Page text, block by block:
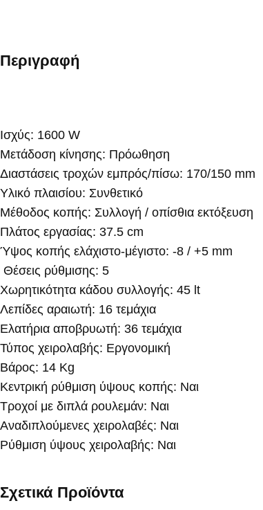
Περιγραφή
Ισχύς: 1600 W
Μετάδοση κίνησης: Πρόωθηση
Διαστάσεις τροχών εμπρός/πίσω: 170/150 mm
Υλικό πλαισίου: Συνθετικό
Μέθοδος κοπής: Συλλογή / οπίσθια εκτόξευση
Πλάτος εργασίας: 37.5 cm
Ύψος κοπής ελάχιστο-μέγιστο: -8 / +5 mm
Θέσεις ρύθμισης: 5
Χωρητικότητα κάδου συλλογής: 45 lt
Λεπίδες αραιωτή: 16 τεμάχια
Ελατήρια αποβρυωτή: 36 τεμάχια
Τύπος χειρολαβής: Εργονομική
Βάρος: 14 Kg
Κεντρική ρύθμιση ύψους κοπής: Ναι
Τροχοί με διπλά ρουλεμάν: Ναι
Αναδιπλούμενες χειρολαβές: Ναι
Ρύθμιση ύψους χειρολαβής: Ναι
Σχετικά Προϊόντα